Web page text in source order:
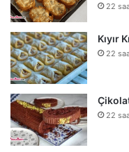
22
Kıyır
22
22